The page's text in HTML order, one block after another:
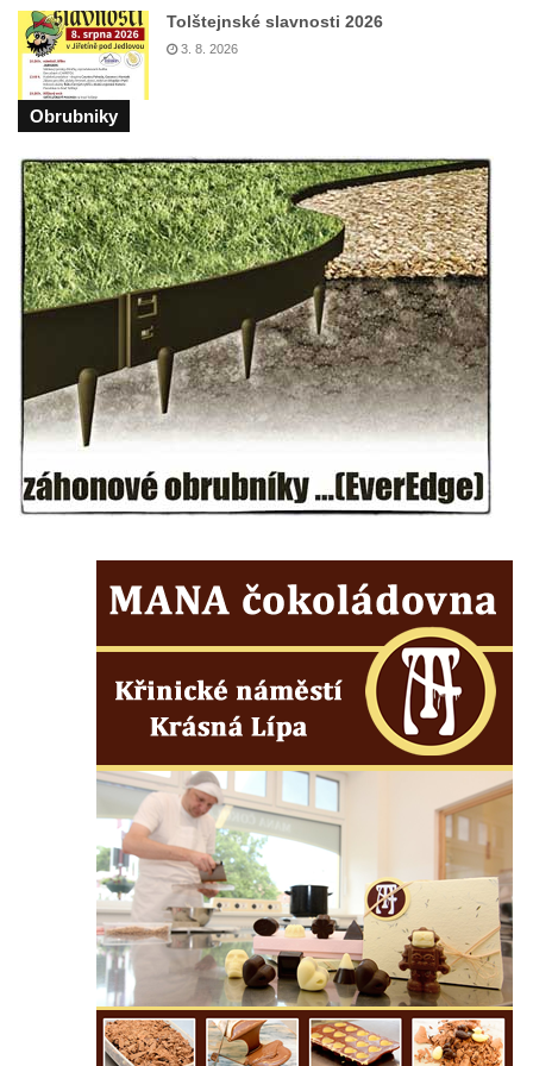
Mirošovicích
Socha býka před areálem firmy 2JCP v
Račicích
Povodňový sloup II. v Dobříni
Povodňový sloup I. v Dobříni
Pamětní kámen vodního díla Josefův Důl
Socha svatého Floriána na domě čp. 3 v
Oparnu
Socha svaté Anny u domu čp. 3 v Oparnu
Lavička Václava Havla v Pardubicích
Lavička Václava Havla v Novém Boru
Lavička Václava Havla v Krásné Lípě
Upoutávka JduHřebenovkou u parkoviště
na Mezní Louce
Sousoší svatého Václava, svatého Floriána
od Mezné
Socha vodníka na trase naučné stezky v
Srbské Kamenici
Sousoší dětí u obecního úřadu v Janově
Socha Andromedé u pavilonu Reinerovy
fresky v Duchcově
Socha Amfitrité u pavilonu Reinerovy fresky
v Duchcově
Socha Flóry u pavilonu Reinerovy fresky v
Duchcově
Socha Afrodité u pavilonu Reinerovy fresky
Tolštejnské slavnosti 2026
3. 8. 2026
Obrubniky